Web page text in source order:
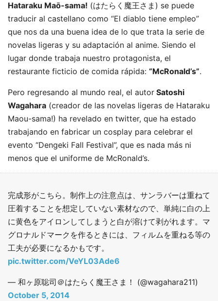
Hataraku Maō-sama! (はたらく魔王さま) se puede
traducir al castellano como “El diablo tiene empleo”
que nos da una buena idea de lo que trata la serie de
novelas ligeras y su adaptación al anime. Siendo el
lugar donde trabaja nuestro protagonista, el
restaurante ficticio de comida rápida: “McRonald’s”.
Pero regresando al mundo real, el autor Satoshi
Wagahara (creador de las novelas ligeras de Hataraku
Maou-sama!) ha revelado en twitter, que ha estado
trabajando en fabricar un cosplay para celebrar el
evento “Dengeki Fall Festival”, que es nada más ni
menos que el uniforme de McRonald’s.
完成形がこちら。制作上の注意点は、サンラバーは重ねて
圧着することを想定していない素材なので、単純に白の上
に黄色をアイロンしてしまうと白が溶けて剥がれます。マ
グロナルドマークを作るときには、フィルムを重ねる等の
工夫が必要になるかもです。
pic.twitter.com/VeYL03Ade6
— 和ヶ原聡司＠はたらく魔王さま！ (@wagahara211)
October 5, 2014